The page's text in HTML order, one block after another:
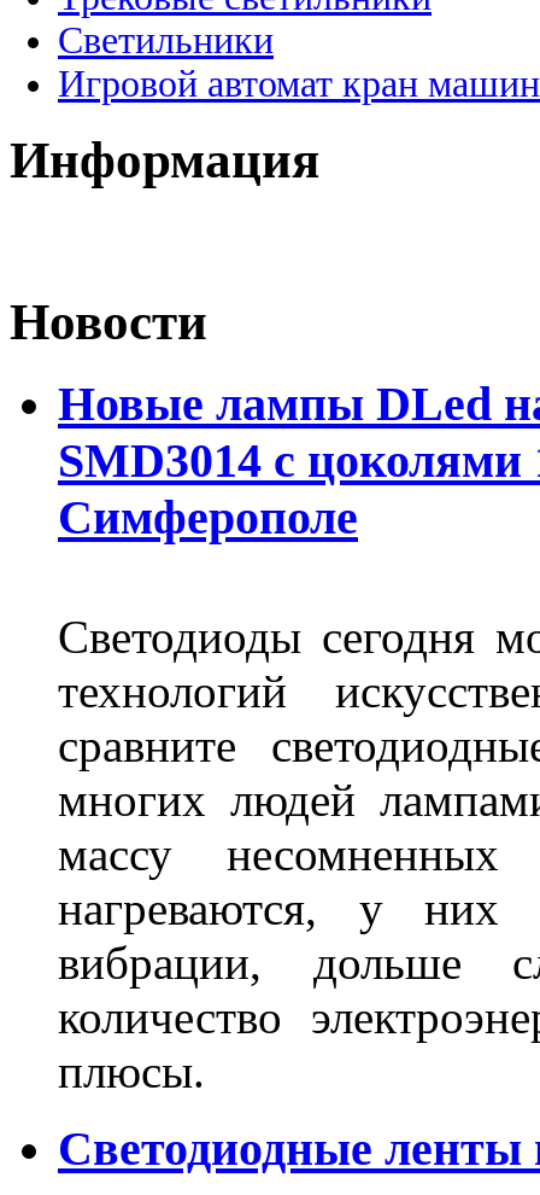
Светильники
Игровой автомат кран
Информация
Новости
Новые лампы DLed
SMD3014 с цоколями
Симферополе
Светодиоды сегодня
технологий
сравните
многих людей
массу
нагреваются, у них
вибрации, дольше
количество
плюсы.
Светодиодные